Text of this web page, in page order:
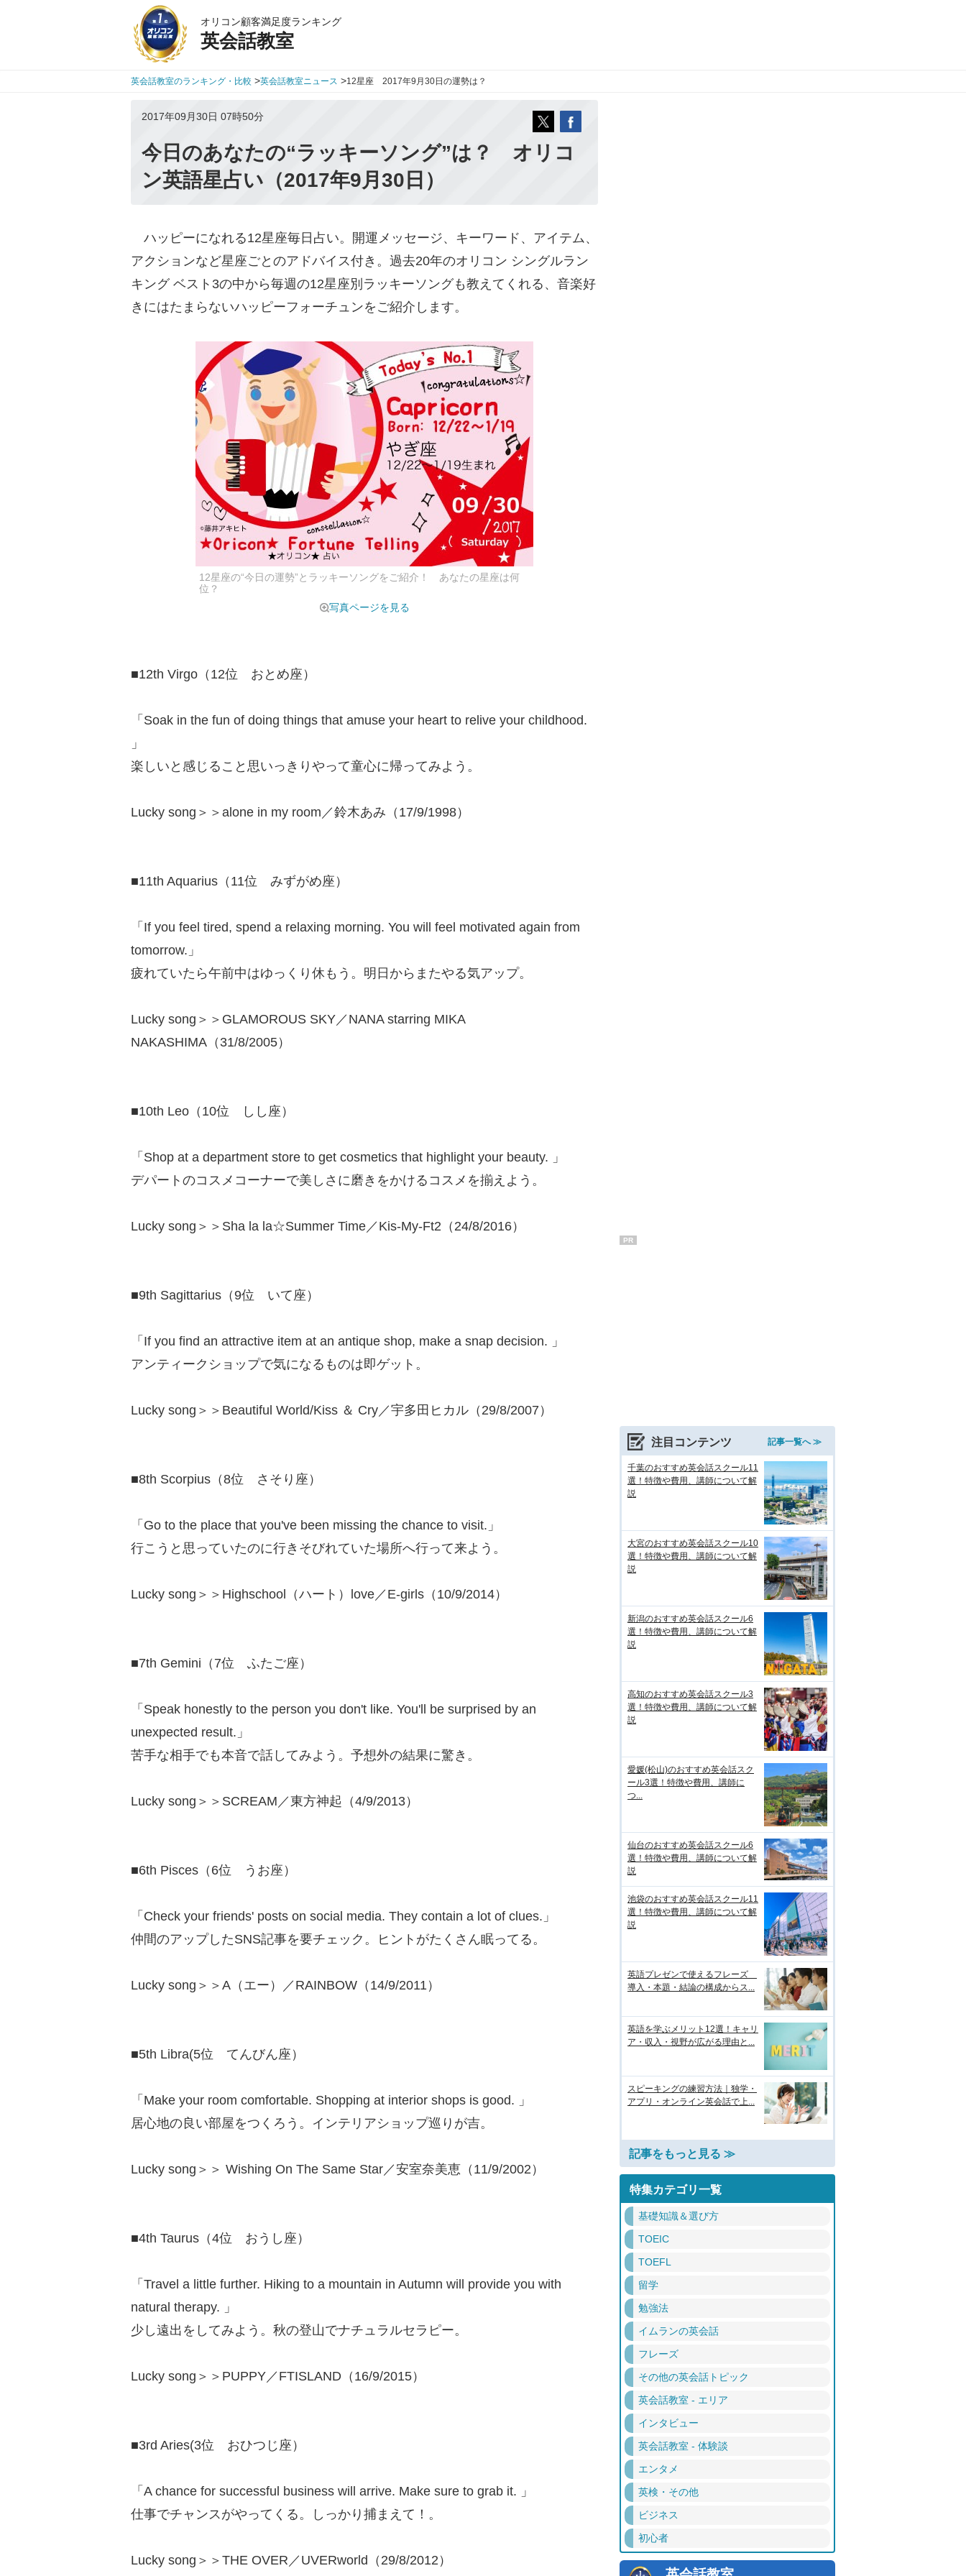
オリコン顧客満足度ランキング
英会話教室
英会話教室のランキング・比較 >英会話教室ニュース >12星座 2017年9月30日の運勢は？
2017年09月30日 07時50分
今日のあなたの“ラッキーソング”は？ オリコ
ン英語星占い（2017年9月30日）
ハッピーになれる12星座毎日占い。開運メッセージ、キーワード、アイテム、
アクションなど星座ごとのアドバイス付き。過去20年のオリコン シングルラン
キング ベスト3の中から毎週の12星座別ラッキーソングも教えてくれる、音楽好
きにはたまらないハッピーフォーチュンをご紹介します。
12星座の“今日の運勢”とラッキーソングをご紹介！ あなたの星座は何
位？
写真ページを見る
■12th Virgo（12位 おとめ座）
「Soak in the fun of doing things that amuse your heart to relive your childhood.
」
楽しいと感じること思いっきりやって童心に帰ってみよう。
Lucky song＞＞alone in my room／鈴木あみ（17/9/1998）
■11th Aquarius（11位 みずがめ座）
「If you feel tired, spend a relaxing morning. You will feel motivated again from
tomorrow.」
疲れていたら午前中はゆっくり休もう。明日からまたやる気アップ。
Lucky song＞＞GLAMOROUS SKY／NANA starring MIKA
NAKASHIMA（31/8/2005）
■10th Leo（10位 しし座）
「Shop at a department store to get cosmetics that highlight your beauty. 」
デパートのコスメコーナーで美しさに磨きをかけるコスメを揃えよう。
Lucky song＞＞Sha la la☆Summer Time／Kis-My-Ft2（24/8/2016）
■9th Sagittarius（9位 いて座）
「If you find an attractive item at an antique shop, make a snap decision. 」
アンティークショップで気になるものは即ゲット。
Lucky song＞＞Beautiful World/Kiss ＆ Cry／宇多田ヒカル（29/8/2007）
■8th Scorpius（8位 さそり座）
「Go to the place that you've been missing the chance to visit.」
行こうと思っていたのに行きそびれていた場所へ行って来よう。
Lucky song＞＞Highschool（ハート）love／E-girls（10/9/2014）
■7th Gemini（7位 ふたご座）
「Speak honestly to the person you don't like. You'll be surprised by an
unexpected result.」
苦手な相手でも本音で話してみよう。予想外の結果に驚き。
Lucky song＞＞SCREAM／東方神起（4/9/2013）
■6th Pisces（6位 うお座）
「Check your friends' posts on social media. They contain a lot of clues.」
仲間のアップしたSNS記事を要チェック。ヒントがたくさん眠ってる。
Lucky song＞＞A（エー）／RAINBOW（14/9/2011）
■5th Libra(5位 てんびん座）
「Make your room comfortable. Shopping at interior shops is good. 」
居心地の良い部屋をつくろう。インテリアショップ巡りが吉。
Lucky song＞＞ Wishing On The Same Star／安室奈美恵（11/9/2002）
■4th Taurus（4位 おうし座）
「Travel a little further. Hiking to a mountain in Autumn will provide you with
natural therapy. 」
少し遠出をしてみよう。秋の登山でナチュラルセラピー。
Lucky song＞＞PUPPY／FTISLAND（16/9/2015）
■3rd Aries(3位 おひつじ座）
「A chance for successful business will arrive. Make sure to grab it. 」
仕事でチャンスがやってくる。しっかり捕まえて！。
Lucky song＞＞THE OVER／UVERworld（29/8/2012）
PR
注目コンテンツ 記事一覧へ ≫
千葉のおすすめ英会話スクール11
選！特徴や費用、講師について解
説
大宮のおすすめ英会話スクール10
選！特徴や費用、講師について解
説
新潟のおすすめ英会話スクール6
選！特徴や費用、講師について解
説
高知のおすすめ英会話スクール3
選！特徴や費用、講師について解
説
愛媛(松山)のおすすめ英会話スク
ール3選！特徴や費用、講師に
つ...
仙台のおすすめ英会話スクール6
選！特徴や費用、講師について解
説
池袋のおすすめ英会話スクール11
選！特徴や費用、講師について解
説
英語プレゼンで使えるフレーズ
導入・本題・結論の構成からス...
英語を学ぶメリット12選！キャリ
ア・収入・視野が広がる理由と...
スピーキングの練習方法｜独学・
アプリ・オンライン英会話で上...
記事をもっと見る ≫
特集カテゴリ一覧
基礎知識＆選び方
TOEIC
TOEFL
留学
勉強法
イムランの英会話
フレーズ
その他の英会話トピック
英会話教室 - エリア
インタビュー
英会話教室 - 体験談
エンタメ
英検・その他
ビジネス
初心者